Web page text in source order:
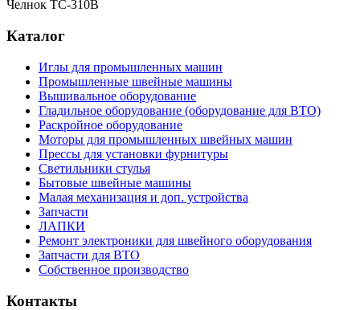
Челнок TC-310B
Каталог
Иглы для промышленных машин
Промышленные швейные машины
Вышивальное оборудование
Гладильное оборудование (оборудование для ВТО)
Раскройное оборудование
Моторы для промышленных швейных машин
Прессы для установки фурнитуры
Светильники стулья
Бытовые швейные машины
Малая механизация и доп. устройства
Запчасти
ЛАПКИ
Ремонт электроники для швейного оборудования
Запчасти для ВТО
Собственное производство
Контакты